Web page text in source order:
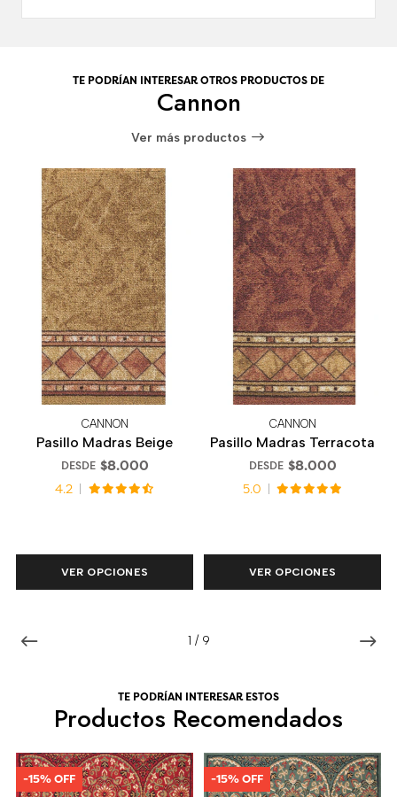
TE PODRÍAN INTERESAR OTROS PRODUCTOS DE
Cannon
Ver más productos
1 / 9
CANNON
Pasillo Madras Beige
DESDE $8.000
4.2
VER OPCIONES
CANNON
Pasillo Madras Terracota
DESDE $8.000
5.0
VER OPCIONES
TE PODRÍAN INTERESAR ESTOS
Productos Recomendados
-15% OFF -15% OFF